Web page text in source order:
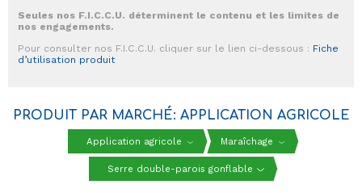
Seules nos F.I.C.C.U. déterminent le contenu et les limites de
nos engagements.
Pour consulter nos F.I.C.C.U. cliquer sur le lien ci-dessous : Fiche
d’utilisation produit
PRODUIT PAR MARCHÉ: APPLICATION AGRICOLE
Application agricole Maraîchage
Serre double-parois gonflable